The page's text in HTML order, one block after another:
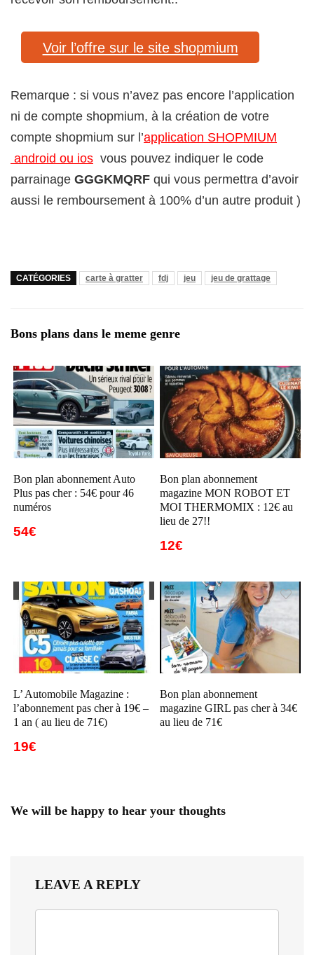
Voir l’offre sur le site shopmium
Remarque : si vous n’avez pas encore l’application
ni de compte shopmium, à la création de votre
compte shopmium sur l’application SHOPMIUM
android ou ios vous pouvez indiquer le code
parrainage GGGKMQRF qui vous permettra d’avoir
aussi le remboursement à 100% d’un autre produit )
CATÉGORIES carte à gratter fdj jeu jeu de grattage
Bons plans dans le meme genre
Bon plan abonnement Auto
Plus pas cher : 54€ pour 46
numéros
54€
Bon plan abonnement
magazine MON ROBOT ET
MOI THERMOMIX : 12€ au
lieu de 27!!
12€
L’ Automobile Magazine :
l’abonnement pas cher à 19€ –
1 an ( au lieu de 71€)
19€
Bon plan abonnement
magazine GIRL pas cher à 34€
au lieu de 71€
We will be happy to hear your thoughts
LEAVE A REPLY